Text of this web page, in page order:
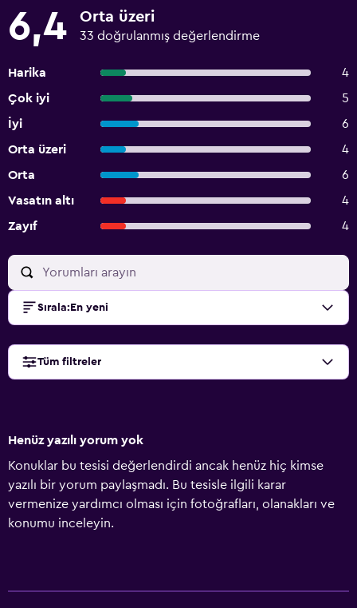
6,4 Orta üzeri
33 doğrulanmış değerlendirme
Harika
4
Çok iyi
5
İyi
6
Orta üzeri
4
Orta
6
Vasatın altı
4
Zayıf
4
Sırala: En yeni
Tüm filtreler
Henüz yazılı yorum yok
Konuklar bu tesisi değerlendirdi ancak henüz hiç kimse
yazılı bir yorum paylaşmadı. Bu tesisle ilgili karar
vermenize yardımcı olması için fotoğrafları, olanakları ve
konumu inceleyin.